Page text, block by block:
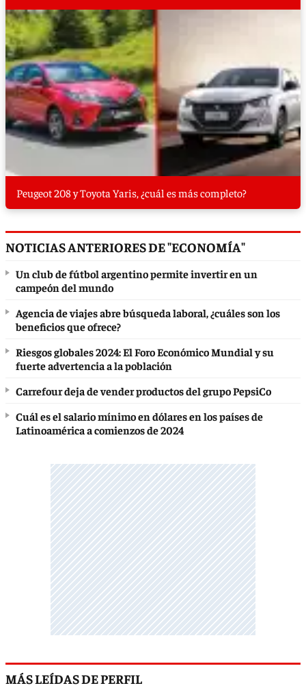
Peugeot 208 y Toyota Yaris, ¿cuál es más completo?
NOTICIAS ANTERIORES DE "ECONOMÍA"
Un club de fútbol argentino permite invertir en un
campeón del mundo
Agencia de viajes abre búsqueda laboral, ¿cuáles son los
beneficios que ofrece?
Riesgos globales 2024: El Foro Económico Mundial y su
fuerte advertencia a la población
Carrefour deja de vender productos del grupo PepsiCo
Cuál es el salario mínimo en dólares en los países de
Latinoamérica a comienzos de 2024
MÁS LEÍDAS DE PERFIL